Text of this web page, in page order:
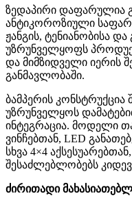
ზედაპირი დაფარულია
ანტიკოროზიული
ჟანგის, ტენიანობისა
უზრუნველყოფს
და მიმზიდველი იერის
განმავლობაში.
ბამპერის კონსტრუქცია
უზრუნველყოს
ინტეგრაცია. მოდელი
ვინჩებთან, LED
სხვა 4×4
შესაძლებლობებს
ძირითადი